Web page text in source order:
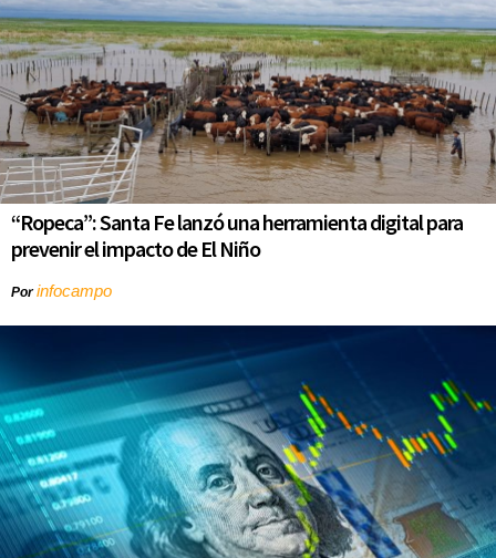
“Ropeca”: Santa Fe lanzó una herramienta digital para
prevenir el impacto de El Niño
Porinfocampo